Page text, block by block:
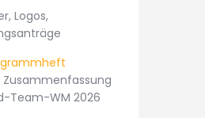
Logos,
Team-WM 2026